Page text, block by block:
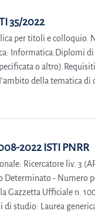
35/2022
per titoli e colloquio.
Informatica.Diplomi di
o
della tematica di
2022 ISTI PNRR
Ricercatore liv. 3
Determinato - Numero
Gazzetta Ufficiale n.
di studio: Laurea